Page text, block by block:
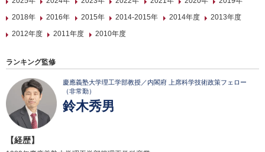
2018年
2016年 2015年 2014-2015年 2014年度
2013年度
2012年度
2011年度 2010年度
ランキング監修
慶應義塾大学理工学部教授／内閣府 上席科学技術政策フェロー
（非常勤）
鈴木秀男
【経歴】